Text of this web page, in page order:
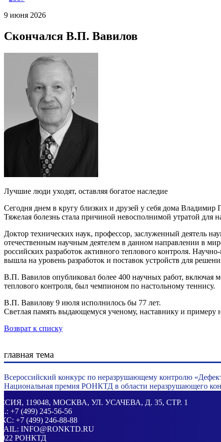
9 июня 2026
Скончался В.П. Вавилов
Лучшие люди уходят, оставляя богатое наследие
Сегодня днем в кругу близких и друзей у себя дома
Тяжелая болезнь стала причиной невосполнимой утратой
Доктор технических наук, профессор, заслуженный деятель
отечественным научным деятелем в данном направлении в
российских разработок активного теплового контроля.
вышла на уровень разработок и поставок устройств для
В.П. Вавилов опубликовал более 400 научных работ, включая
теплового контроля, был чемпионом по настольному теннису.
В.П. Вавилову 9 июля исполнилось бы 77 лет.
Светлая память выдающемуся ученому, наставнику и примеру
Возврат к списку
главная тема
Всероссийский конкурс по неразрушающему контролю
Национальная премия РОНКТД в области неразрушающего
, 119048, МОСКВА, УЛ. УСАЧЕВА, Д. 35, СТР. 1
+7 (499) 245-56-56
+7 (499) 246-88-88
INFO@RONKTD.RU
РОНКТД